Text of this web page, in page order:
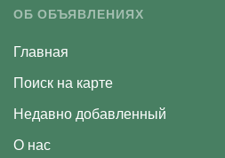
ОБ ОБЪЯВЛЕНИЯХ
Главная
Поиск на карте
Недавно добавленный
О нас